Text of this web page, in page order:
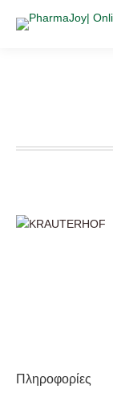
Πληροφορίες